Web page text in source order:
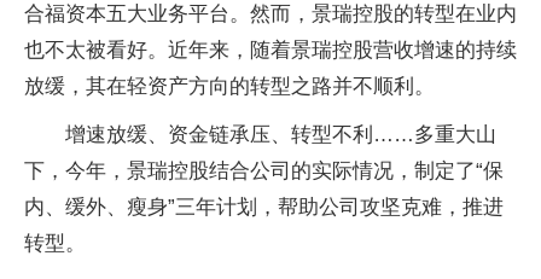
合福资本五大业务平台。然而，景瑞控股的转型在业内
也不太被看好。 近年来，随着景瑞控股营收增速的持续
放缓，其在轻资产方向的转型之路并不顺利。
增速放缓、资金链承压、转型不利……多重大山
下，今年，景瑞控股结合公司的实际情况，制定了“保
内、缓外、瘦身”三年计划，帮助公司攻坚克难，推进
转型。